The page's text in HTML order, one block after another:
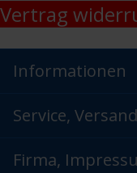
Vertrag
Informationen
Service,
Firma,